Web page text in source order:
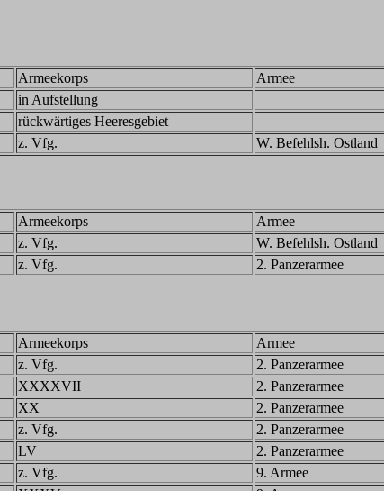
Armeekorps Armee
in Aufstellung
rückwärtiges Heeresgebiet
z. Vfg. W. Befehlsh. Ostland
Armeekorps Armee
z. Vfg. W. Befehlsh. Ostland
z. Vfg. 2. Panzerarmee
Armeekorps Armee
z. Vfg. 2. Panzerarmee
XXXXVII 2. Panzerarmee
XX 2. Panzerarmee
z. Vfg. 2. Panzerarmee
LV 2. Panzerarmee
z. Vfg. 9. Armee